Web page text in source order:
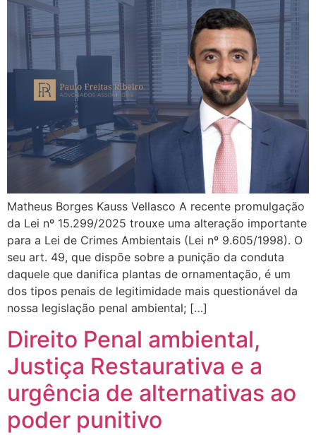
Matheus Borges Kauss Vellasco A recente promulgação
da Lei nº 15.299/2025 trouxe uma alteração importante
para a Lei de Crimes Ambientais (Lei nº 9.605/1998). O
seu art. 49, que dispõe sobre a punição da conduta
daquele que danifica plantas de ornamentação, é um
dos tipos penais de legitimidade mais questionável da
nossa legislação penal ambiental; […]
Direito Penal ambiental,
Justiça Restaurativa e a
urgência de alternativas ao
poder punitivo